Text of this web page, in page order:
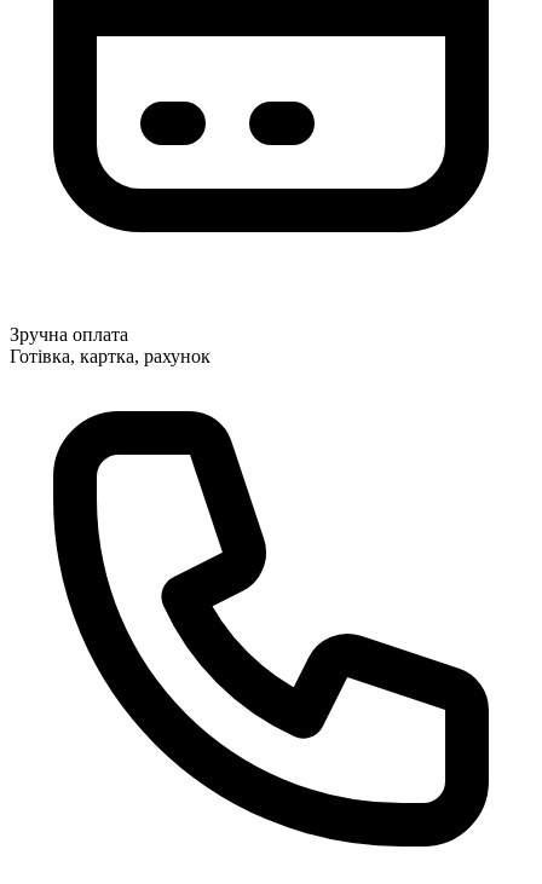
Зручна оплата
Готівка, картка, рахунок